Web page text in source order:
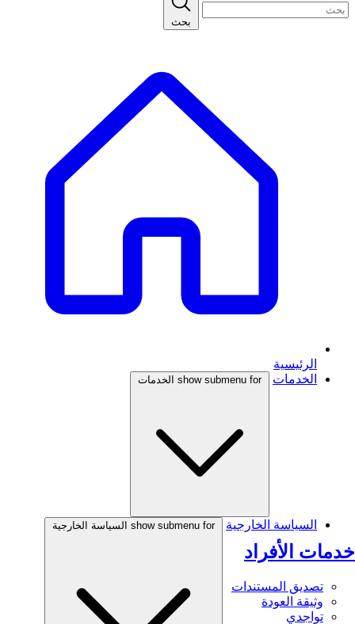
بحث
الرئيسية
الخدمات
show submenu for الخدمات
خدمات الأفراد
تصديق المستندات
وثيقة العودة
تواجدي
السياسة الخارجية show submenu for السياسة الخارجية